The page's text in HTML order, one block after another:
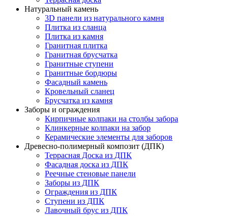
Натуральный камень
3D панели из натурального камня
Плитка из сланца
Плитка из камня
Гранитная плитка
Гранитная брусчатка
Гранитные ступени
Гранитные бордюры
Фасадный камень
Кровельный сланец
Брусчатка из камня
Заборы и ограждения
Кирпичные колпаки на столбы забора
Клинкерные колпаки на забор
Керамические элементы для заборов
Древесно-полимерный композит (ДПК)
Террасная Доска из ДПК
Фасадная доска из ДПК
Реечные стеновые панели
Заборы из ДПК
Ограждения из ДПК
Ступени из ДПК
Лавочный брус из ДПК